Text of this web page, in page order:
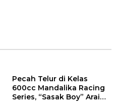
Pecah Telur di Kelas
600cc Mandalika Racing
Series, “Sasak Boy” Arai